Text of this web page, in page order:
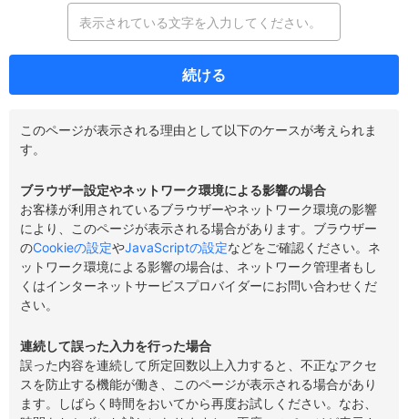
続ける
このページが表示される理由として以下のケースが考えられま
す。
ブラウザー設定やネットワーク環境による影響の場合
お客様が利用されているブラウザーやネットワーク環境の影響
により、このページが表示される場合があります。ブラウザー
のCookieの設定やJavaScriptの設定などをご確認ください。ネ
ットワーク環境による影響の場合は、ネットワーク管理者もし
くはインターネットサービスプロバイダーにお問い合わせくだ
さい。
連続して誤った入力を行った場合
誤った内容を連続して所定回数以上入力すると、不正なアクセ
スを防止する機能が働き、このページが表示される場合があり
ます。しばらく時間をおいてから再度お試しください。なお、